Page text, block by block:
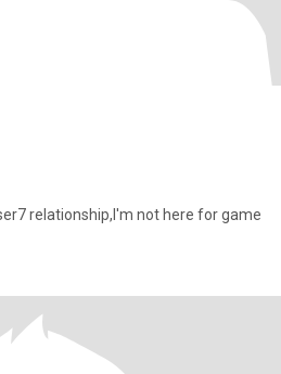
relationship,I'm not here for game